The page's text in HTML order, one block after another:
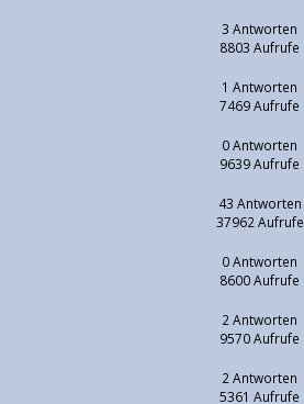
3 Antworten
8803 Aufrufe
1 Antworten
7469 Aufrufe
0 Antworten
9639 Aufrufe
43 Antworten
37962 Aufrufe
0 Antworten
8600 Aufrufe
2 Antworten
9570 Aufrufe
2 Antworten
5361 Aufrufe